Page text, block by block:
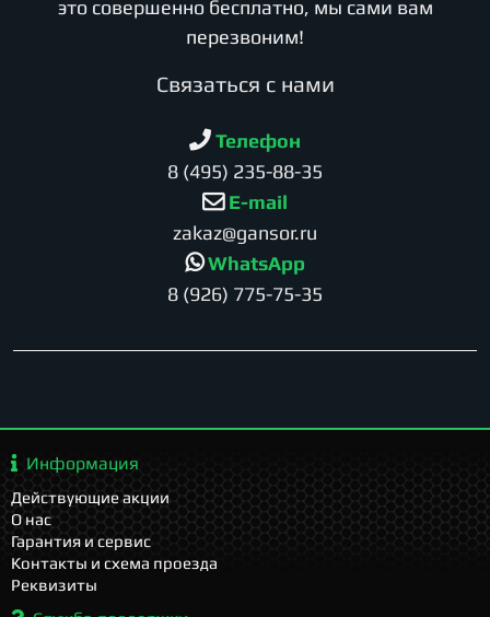
это совершенно бесплатно, мы сами вам
перезвоним!
Cвязаться с нами
Телефон
8 (495) 235-88-35
E-mail
zakaz@gansor.ru
WhatsApp
8 (926) 775-75-35
Информация
Действующие акции
О нас
Гарантия и сервис
Контакты и схема проезда
Реквизиты